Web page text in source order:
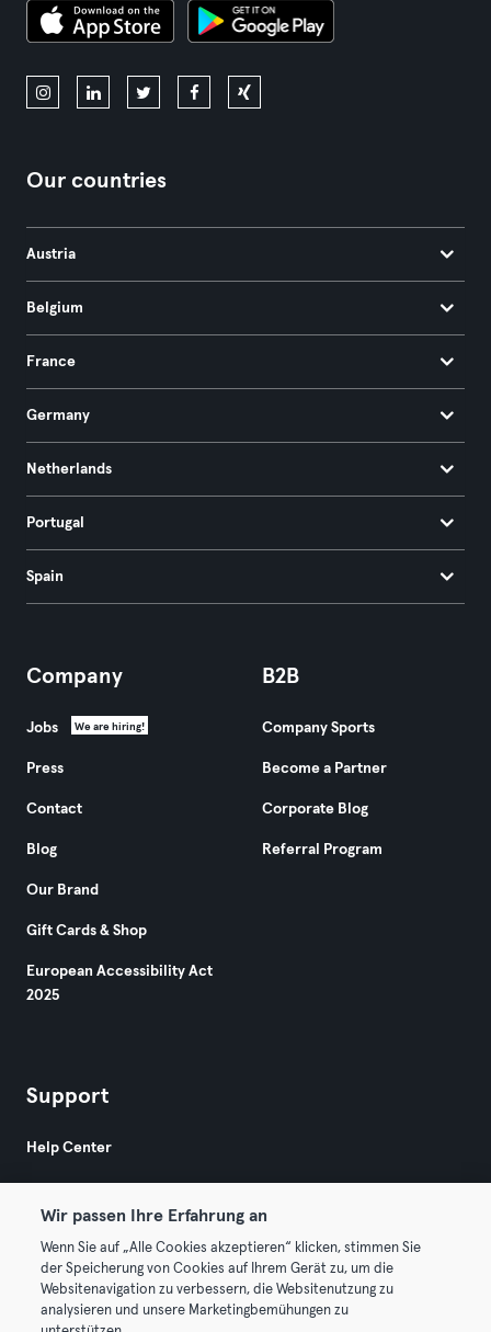
Our countries
Austria
Belgium
France
Germany
Netherlands
Portugal
Spain
Company
Jobs We are hiring!
Press
Contact
Blog
Our Brand
Gift Cards & Shop
European Accessibility Act
2025
B2B
Company Sports
Become a Partner
Corporate Blog
Referral Program
Support
Help Center
© 2026 Urban Sports Group GmbH. All rights reserved.
Wir passen Ihre Erfahrung an
Wenn Sie auf „Alle Cookies akzeptieren“ klicken, stimmen Sie
der Speicherung von Cookies auf Ihrem Gerät zu, um die
Websitenavigation zu verbessern, die Websitenutzung zu
analysieren und unsere Marketingbemühungen zu